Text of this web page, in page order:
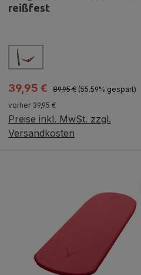
reißfest
Farbe
Verkaufspreis:
39,95 € Regulärer Preis:
89,95 € (55.59% gespart)
vorher 39,95 €
Preise inkl. MwSt. zzgl.
Versandkosten
Variante wählen